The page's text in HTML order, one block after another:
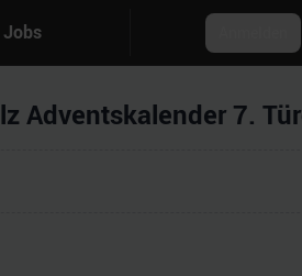
Jobs
Adventskalender 7.